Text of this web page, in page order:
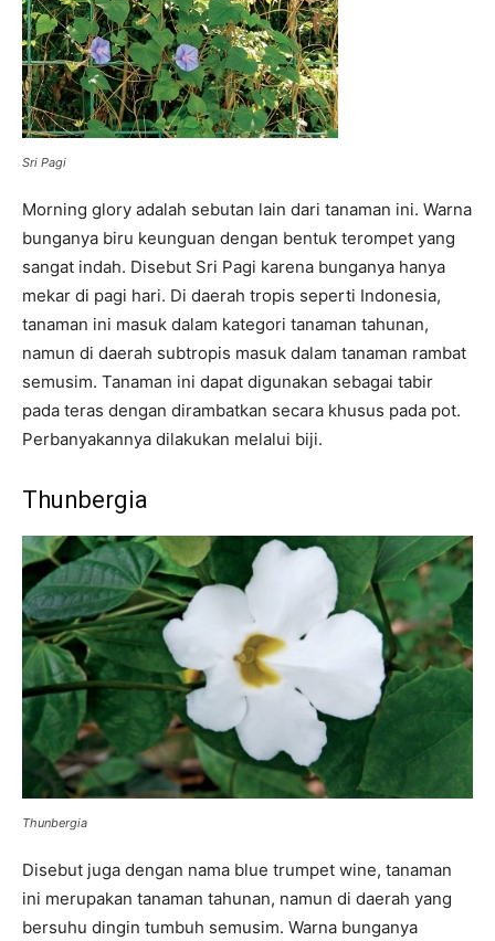
Sri Pagi
Morning glory adalah sebutan lain dari tanaman ini. Warna
bunganya biru keunguan dengan bentuk terompet yang
sangat indah. Disebut Sri Pagi karena bunganya hanya
mekar di pagi hari. Di daerah tropis seperti Indonesia,
tanaman ini masuk dalam kategori tanaman tahunan,
namun di daerah subtropis masuk dalam tanaman rambat
semusim. Tanaman ini dapat digunakan sebagai tabir
pada teras dengan dirambatkan secara khusus pada pot.
Perbanyakannya dilakukan melalui biji.
Thunbergia
Thunbergia
Disebut juga dengan nama blue trumpet wine, tanaman
ini merupakan tanaman tahunan, namun di daerah yang
bersuhu dingin tumbuh semusim. Warna bunganya